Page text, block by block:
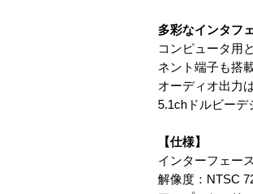
多彩なインタフ
コンピュータ用
ネント端子も搭
オーディオ出力
5.1chドルビーデ
【仕様】
インターフェー
解像度：NTSC